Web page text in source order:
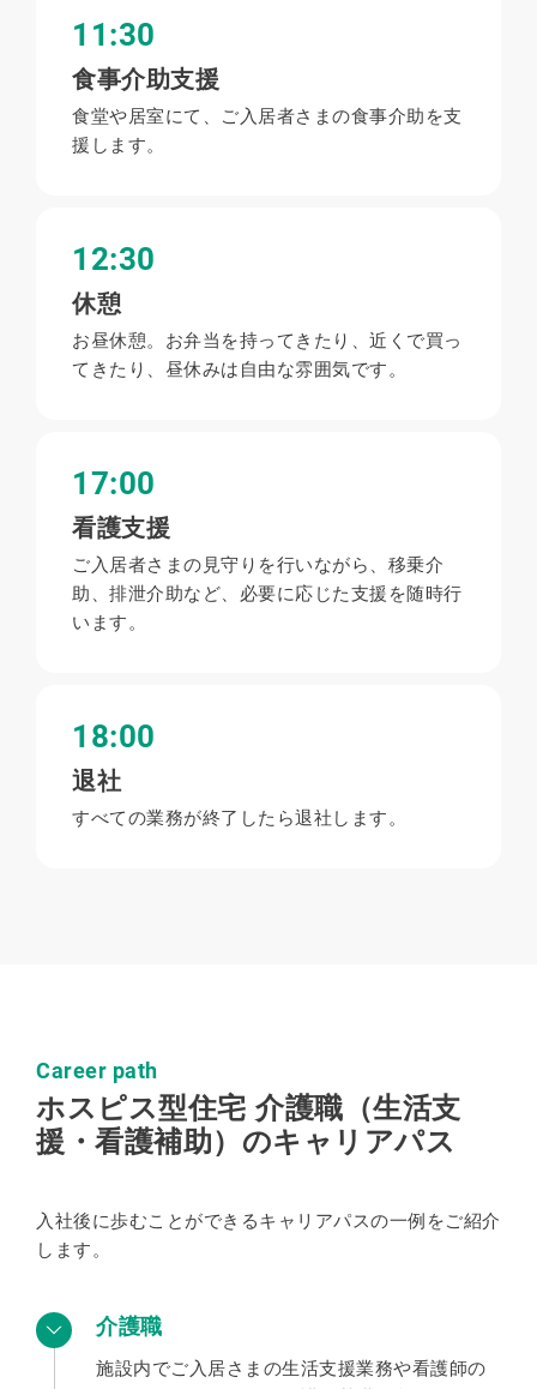
11:30
食事介助支援
食堂や居室にて、ご入居者さまの食事介助を支
援します。
12:30
休憩
お昼休憩。お弁当を持ってきたり、近くで買っ
てきたり、昼休みは自由な雰囲気です。
17:00
看護支援
ご入居者さまの見守りを行いながら、移乗介
助、排泄介助など、必要に応じた支援を随時行
います。
18:00
退社
すべての業務が終了したら退社します。
Career path
ホスピス型住宅 介護職（生活支
援・看護補助）のキャリアパス
入社後に歩むことができるキャリアパスの一例をご紹介
します。
介護職
施設内でご入居さまの生活支援業務や看護師の